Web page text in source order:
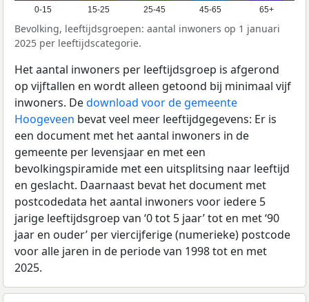
0-15 15-25 25-45 45-65 65+
Bevolking, leeftijdsgroepen: aantal inwoners op 1 januari
2025 per leeftijdscategorie.
Het aantal inwoners per leeftijdsgroep is afgerond
op vijftallen en wordt alleen getoond bij minimaal vijf
inwoners. Dedownload voor de gemeente
Hoogeveen bevat veel meer leeftijdgegevens: Er is
een document met het aantal inwoners in de
gemeente per levensjaar en met een
bevolkingspiramide met een uitsplitsing naar leeftijd
en geslacht. Daarnaast bevat het document met
postcodedata het aantal inwoners voor iedere 5
jarige leeftijdsgroep van ‘0 tot 5 jaar’ tot en met ‘90
jaar en ouder’ per viercijferige (numerieke) postcode
voor alle jaren in de periode van 1998 tot en met
2025.